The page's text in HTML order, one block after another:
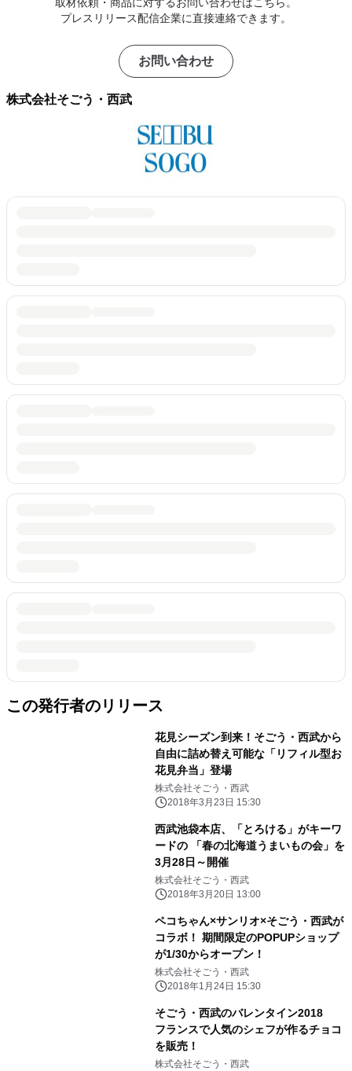
プレスリリース配信企業に直接連絡できます。
お問い合わせ
株式会社そごう・西武
この発行者のリリース
花見シーズン到来！そごう・西武から
自由に詰め替え可能な「リフィル型お
花見弁当」登場
株式会社そごう・西武
2018年3月23日 15:30
西武池袋本店、「とろける」がキーワ
ードの 「春の北海道うまいもの会」を
3月28日～開催
株式会社そごう・西武
2018年3月20日 13:00
ペコちゃん×サンリオ×そごう・西武が
コラボ！ 期間限定のPOPUPショップ
が1/30からオープン！
株式会社そごう・西武
2018年1月24日 15:30
そごう・西武のバレンタイン2018
フランスで人気のシェフが作るチョコ
を販売！
株式会社そごう・西武